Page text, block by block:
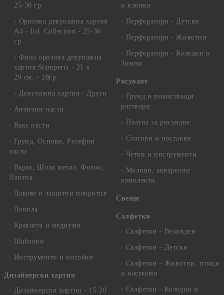
25-30 гр.
Оризова декупажна хартия
А4 - Itd. Collection - 25-30
гр.
Фина оризова декупажна
хартия Stamperia - 21 х
29.см. - 28гр.
Декупажна хартия - Други
Антични пасти
Вакс пасти
Грунд, Основи, Релефни
пасти
Варак, Шлак метал, Фолио,
Пантна
Лакове и защитни покрития
Лепила
Краклета и медиуми
Шаблони
Инструменти и пособия
Дизайнерски хартии
Дизайнерски хартии - 15.20
и клонки
Перфоратори - Детски
Перфоратори - Животни
Перфоратори - Коледни и
Зимни
Рисуване
Грунд и почистващи
разтвори
Платна за рисуване
Стативи и поставки
Четки и инструменти
Моливи, акварелни
комплекти
Свещи
Салфетки
Салфетки - Великден
Салфетки - Детски
Салфетки - Животни, птици
и насекоми
Салфетки - Коледни и